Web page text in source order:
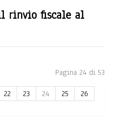
rinvio fiscale al
Pagina 24 di 53
22 23 24 25
26